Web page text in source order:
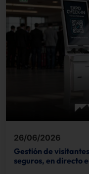
26/06/2026
Gestión de
seguros, en directo